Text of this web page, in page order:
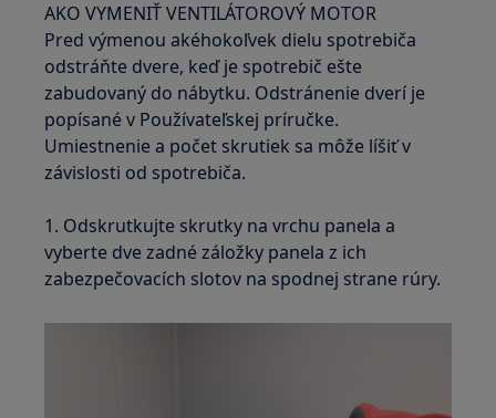
AKO VYMENIŤ VENTILÁTOROVÝ MOTOR
Pred výmenou akéhokoľvek dielu spotrebiča
odstráňte dvere, keď je spotrebič ešte
zabudovaný do nábytku. Odstránenie dverí je
popísané v Používateľskej príručke.
Umiestnenie a počet skrutiek sa môže líšiť v
závislosti od spotrebiča.
1. Odskrutkujte skrutky na vrchu panela a
vyberte dve zadné záložky panela z ich
zabezpečovacích slotov na spodnej strane rúry.